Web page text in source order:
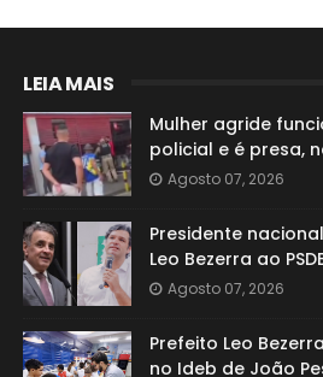
LEIA MAIS
Mulher agride
policial e é presa,
Agosto 07, 2026
Presidente
Leo Bezerra ao
Agosto 07, 2026
Prefeito Leo
no Ideb de João